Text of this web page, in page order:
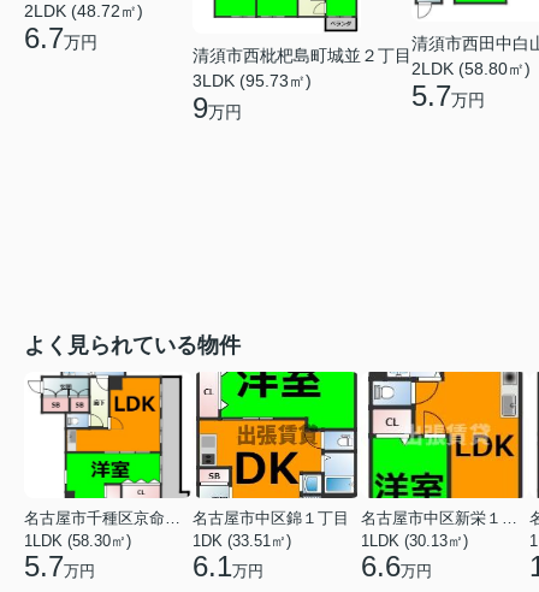
2LDK (48.72㎡)
6.7万円
清須市西枇杷島町城並２丁目
3LDK (95.73㎡)
9万円
清須市西田中白
2LDK (58.80㎡)
5.7万円
よく見られている物件
1LDK (58.30㎡)
5.7万円
名古屋市中区錦１丁目
1DK (33.51㎡)
6.1万円
1LDK (30.13㎡)
6.6万円